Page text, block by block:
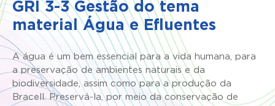
GRI 3-3 Gestão do tema
material Água e Efluentes
A água é um bem essencial para a vida humana, para
a preservação de ambientes naturais e da
biodiversidade, assim como para a produção da
Bracell. Preservá-la, por meio da conservação de